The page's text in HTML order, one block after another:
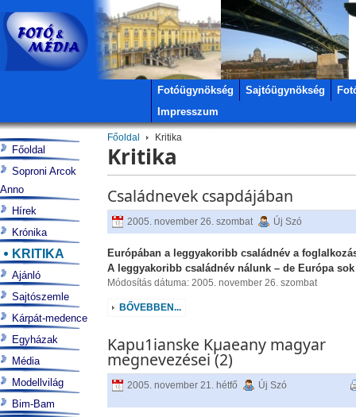
Fotóügynökség Sajtóügynökség
Impresszum
Főoldal Kritika
Kritika
Családnevek csapdájában
2005. november 26. szombat Új Szó
Európában a leggyakoribb családnév a
A leggyakoribb családnév nálunk – de Európa
Módosítás dátuma: 2005. november 26. szombat
BŐVEBBEN...
Kapu1ianske Kµaeany magyar
megnevezései (2)
2005. november 21. hétfő Új Szó
Főoldal
Soproni Arcok
Anno
Hírek
Krónika
KRITIKA
Ajánló
Sajtószemle
Kárpát-medence
Egyházak
Média
Modellvilág
Bim-Bam